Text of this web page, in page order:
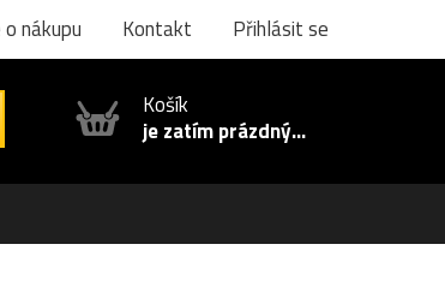
nákupu Kontakt Přihlásit se
Košík
je zatím prázdný...